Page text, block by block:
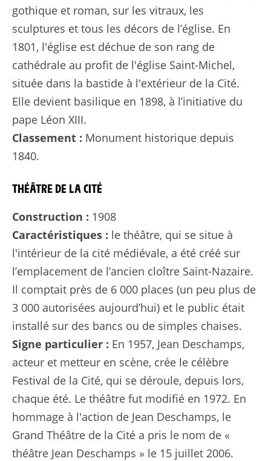
gothique et roman, sur les vitraux, les
sculptures et tous les décors de l’église. En
1801, l'église est déchue de son rang de
cathédrale au profit de l'église Saint-Michel,
située dans la bastide à l'extérieur de la Cité.
Elle devient basilique en 1898, à l’initiative du
pape Léon XIII.
Classement : Monument historique depuis
1840.
THÉÂTRE DE LA CITÉ
Construction : 1908
Caractéristiques : le théâtre, qui se situe à
l'intérieur de la cité médiévale, a été créé sur
l’emplacement de l’ancien cloître Saint-Nazaire.
Il comptait près de 6 000 places (un peu plus de
3 000 autorisées aujourd’hui) et le public était
installé sur des bancs ou de simples chaises.
Signe particulier : En 1957, Jean Deschamps,
acteur et metteur en scène, crée le célèbre
Festival de la Cité, qui se déroule, depuis lors,
chaque été. Le théâtre fut modifié en 1972. En
hommage à l'action de Jean Deschamps, le
Grand Théâtre de la Cité a pris le nom de «
théâtre Jean Deschamps » le 15 juillet 2006.